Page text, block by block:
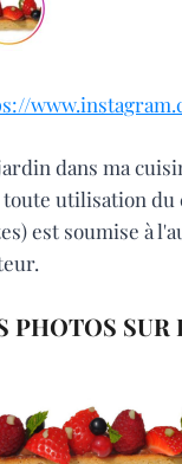
dans ma
utilisation du
est soumise à
PHOTOS SUR